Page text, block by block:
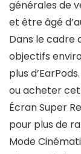
générales de
et être âgé
Dans le cadre
objectifs
plus
ou acheter
Écran Super
pour plus de
Mode